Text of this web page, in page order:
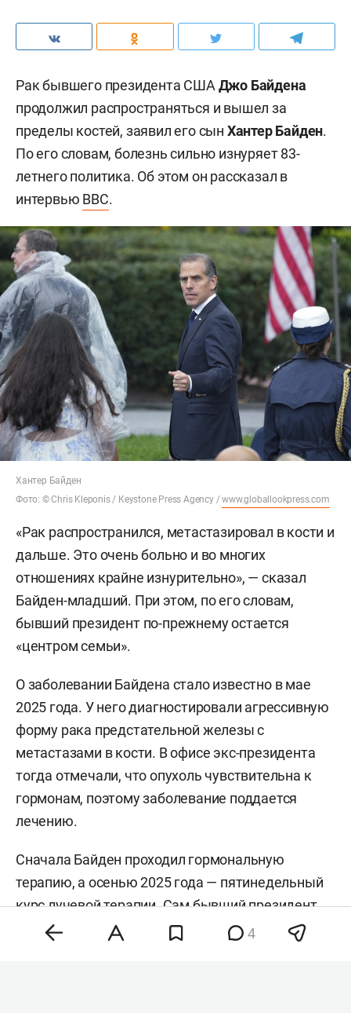
Рак бывшего президента США Джо Байдена
продолжил распространяться и вышел за
пределы костей, заявил его сын Хантер Байден.
По его словам, болезнь сильно изнуряет 83-
летнего политика. Об этом он рассказал в
интервью BBC.
Хантер Байден
Фото: © Chris Kleponis / Keystone Press Agency /www.globallookpress.com
«Рак распространился, метастазировал в кости и
дальше. Это очень больно и во многих
отношениях крайне изнурительно», — сказал
Байден-младший. При этом, по его словам,
бывший президент по-прежнему остается
«центром семьи».
О заболевании Байдена стало известно в мае
2025 года. У него диагностировали агрессивную
форму рака предстательной железы с
метастазами в кости. В офисе экс-президента
тогда отмечали, что опухоль чувствительна к
гормонам, поэтому заболевание поддается
лечению.
Сначала Байден проходил гормональную
терапию, а осенью 2025 года — пятинедельный
курс лучевой терапии. Сам бывший президент
позднее говорил, что лечение проходит «очень
4